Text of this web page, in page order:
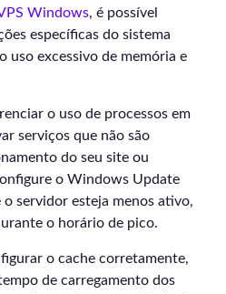
Windows, é possível
específicas do sistema
uso excessivo de memória e
o uso de processos em
serviços que não são
do seu site ou
o Windows Update
servidor esteja menos ativo,
o horário de pico.
o cache corretamente,
de carregamento dos